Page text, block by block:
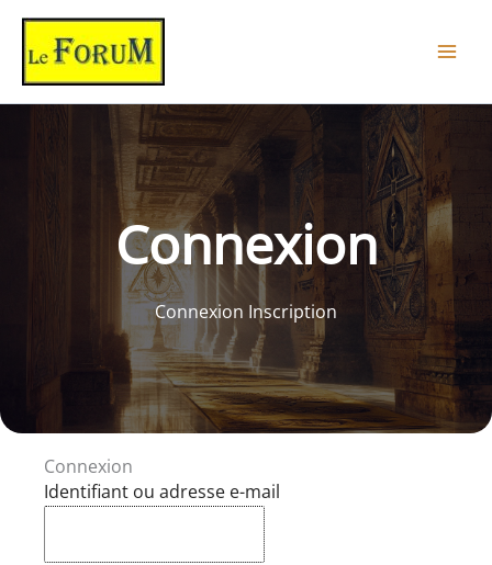
Aller
contenu
Connexion
Connexion Inscription
Connexion
Identifiant ou adresse e-mail